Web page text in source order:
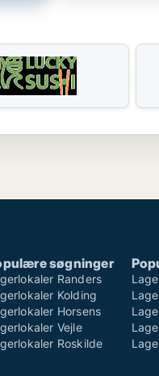
søgninger
Randers
Kolding
Horsens
Vejle
Roskilde